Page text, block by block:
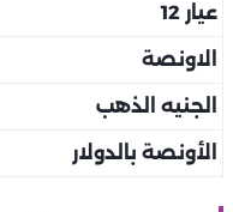
عيار 12
الاونصة
الجنيه الذهب
الأونصة بالدولار